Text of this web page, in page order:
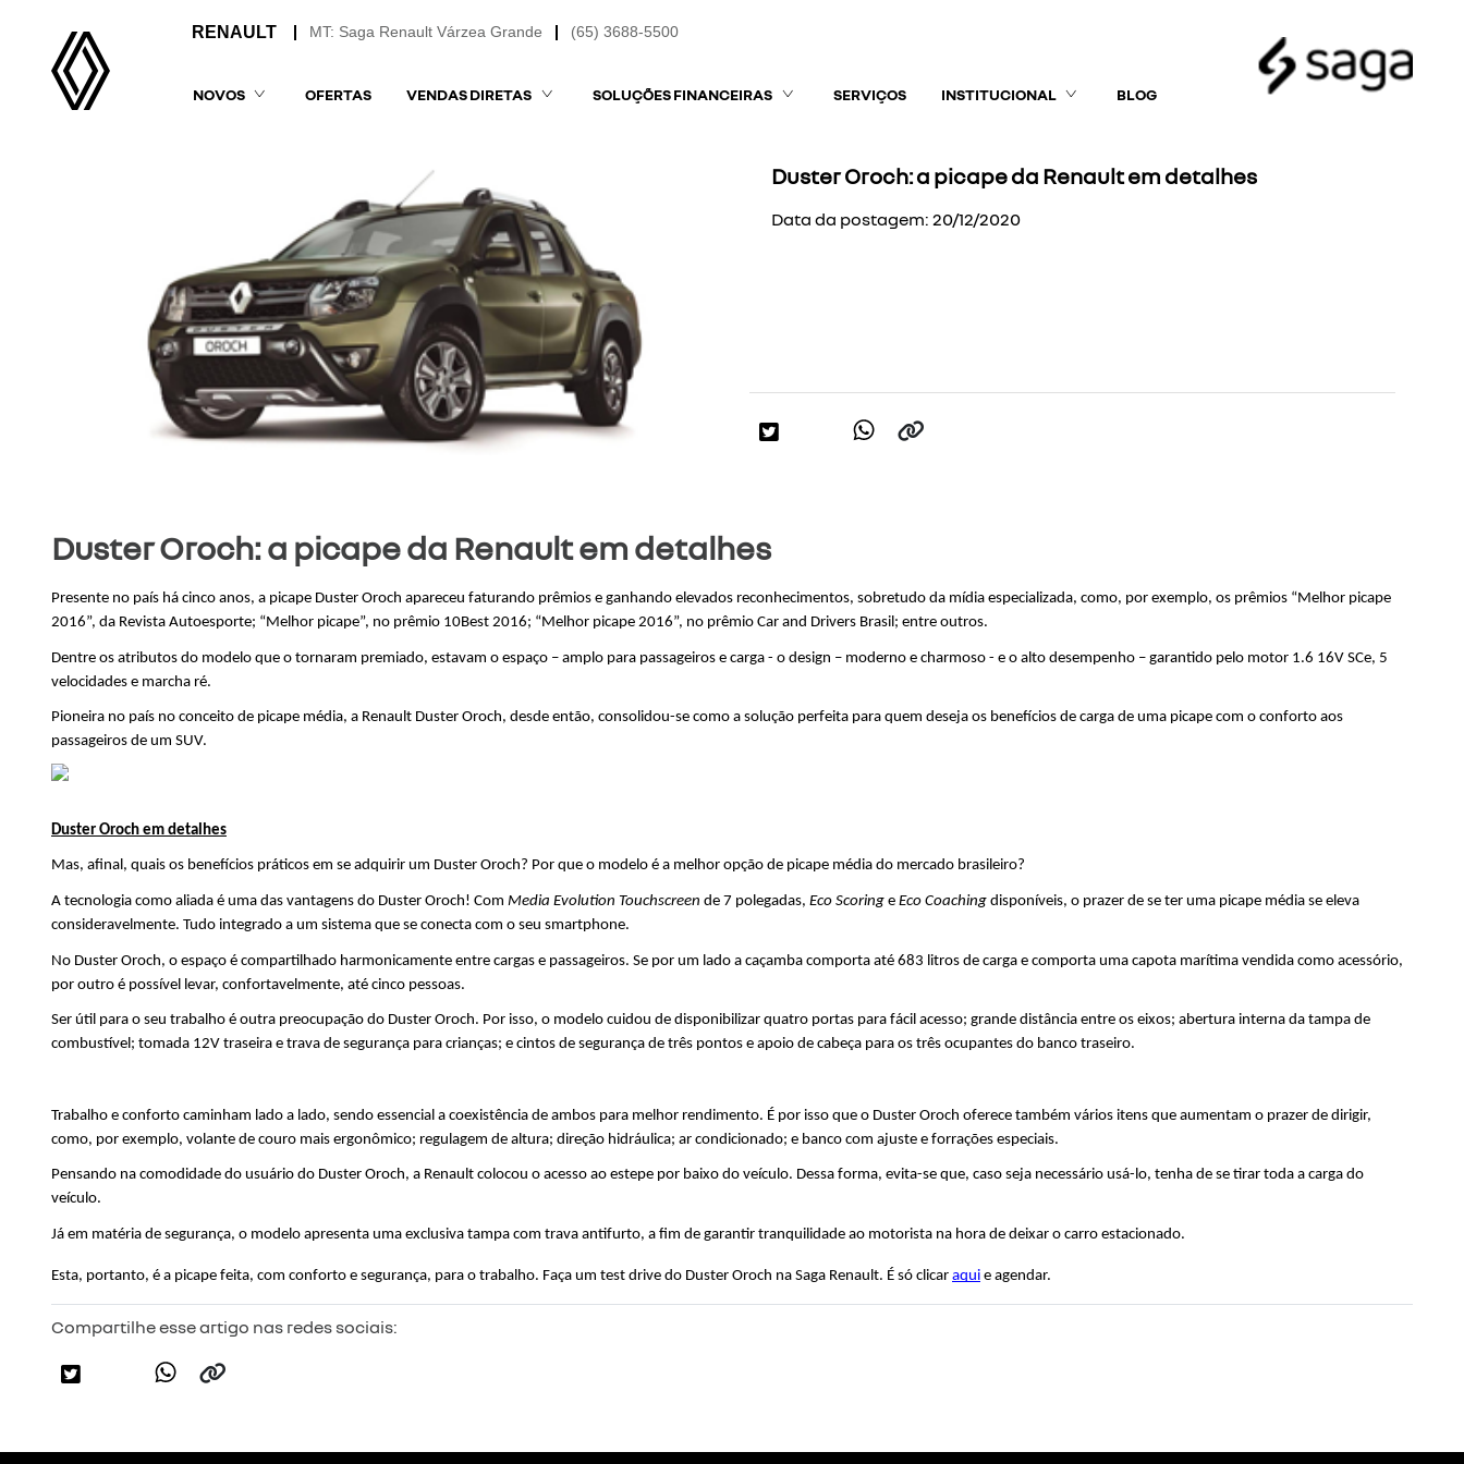
(65) 3688-5500
MT: Saga Renault Várzea Grande
NOVOS OFERTAS VENDAS DIRETAS SOLUÇÕES FINANCEIRAS SERVIÇOS INSTITUCIONAL BLOG
Duster Oroch: a picape da Renault em detalhes
Data da postagem: 20/12/2020
Duster Oroch: a picape da Renault em detalhes
Presente no país há cinco anos, a picape Duster Oroch apareceu faturando prêmios e ganhando elevados reconhecimentos, sobretudo da mídia especializada, como, por exemplo, os prêmios “Melhor picape
2016”, da Revista Autoesporte; “Melhor picape”, no prêmio 10Best 2016; “Melhor picape 2016”, no prêmio Car and Drivers Brasil; entre outros.
Dentre os atributos do modelo que o tornaram premiado, estavam o espaço – amplo para passageiros e carga - o design – moderno e charmoso - e o alto desempenho – garantido pelo motor 1.6 16V SCe, 5
velocidades e marcha ré.
Pioneira no país no conceito de picape média, a Renault Duster Oroch, desde então, consolidou-se como a solução perfeita para quem deseja os benefícios de carga de uma picape com o conforto aos
passageiros de um SUV.
Duster Oroch em detalhes
Mas, afinal, quais os benefícios práticos em se adquirir um Duster Oroch? Por que o modelo é a melhor opção de picape média do mercado brasileiro?
A tecnologia como aliada é uma das vantagens do Duster Oroch! Com Media Evolution Touchscreen de 7 polegadas, Eco Scoring e Eco Coaching disponíveis, o prazer de se ter uma picape média se eleva
consideravelmente. Tudo integrado a um sistema que se conecta com o seu smartphone.
No Duster Oroch, o espaço é compartilhado harmonicamente entre cargas e passageiros. Se por um lado a caçamba comporta até 683 litros de carga e comporta uma capota marítima vendida como acessório,
por outro é possível levar, confortavelmente, até cinco pessoas.
Ser útil para o seu trabalho é outra preocupação do Duster Oroch. Por isso, o modelo cuidou de disponibilizar quatro portas para fácil acesso; grande distância entre os eixos; abertura interna da tampa de
combustível; tomada 12V traseira e trava de segurança para crianças; e cintos de segurança de três pontos e apoio de cabeça para os três ocupantes do banco traseiro.
Trabalho e conforto caminham lado a lado, sendo essencial a coexistência de ambos para melhor rendimento. É por isso que o Duster Oroch oferece também vários itens que aumentam o prazer de dirigir,
como, por exemplo, volante de couro mais ergonômico; regulagem de altura; direção hidráulica; ar condicionado; e banco com ajuste e forrações especiais.
Pensando na comodidade do usuário do Duster Oroch, a Renault colocou o acesso ao estepe por baixo do veículo. Dessa forma, evita-se que, caso seja necessário usá-lo, tenha de se tirar toda a carga do
veículo.
Já em matéria de segurança, o modelo apresenta uma exclusiva tampa com trava antifurto, a fim de garantir tranquilidade ao motorista na hora de deixar o carro estacionado.
Esta, portanto, é a picape feita, com conforto e segurança, para o trabalho. Faça um test drive do Duster Oroch na Saga Renault. É só clicar aqui e agendar.
Compartilhe esse artigo nas redes sociais: